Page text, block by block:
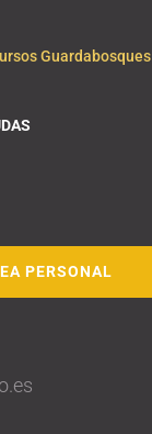
Guardabosques
PERSONAL